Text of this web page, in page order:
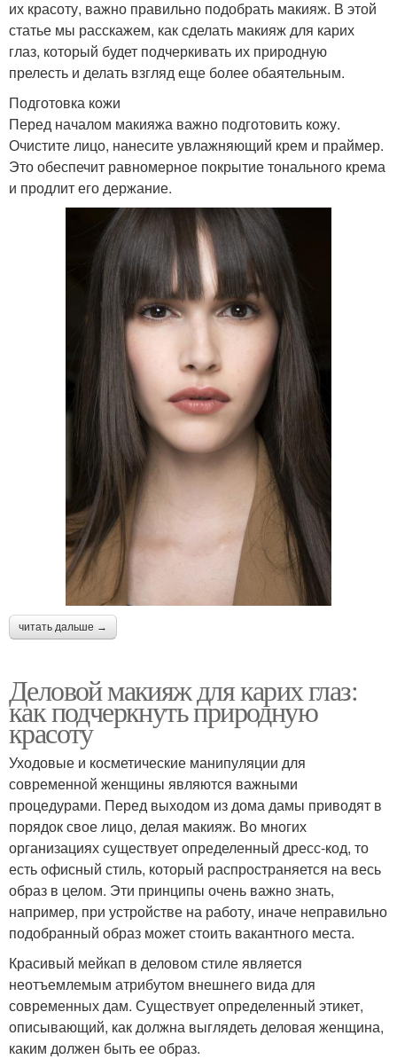
их красоту, важно правильно подобрать макияж. В этой
статье мы расскажем, как сделать макияж для карих
глаз, который будет подчеркивать их природную
прелесть и делать взгляд еще более обаятельным.
Подготовка кожи
Перед началом макияжа важно подготовить кожу.
Очистите лицо, нанесите увлажняющий крем и праймер.
Это обеспечит равномерное покрытие тонального крема
и продлит его держание.
читать дальше →
Деловой макияж для карих глаз:
как подчеркнуть природную
красоту
Уходовые и косметические манипуляции для
современной женщины являются важными
процедурами. Перед выходом из дома дамы приводят в
порядок свое лицо, делая макияж. Во многих
организациях существует определенный дресс-код, то
есть офисный стиль, который распространяется на весь
образ в целом. Эти принципы очень важно знать,
например, при устройстве на работу, иначе неправильно
подобранный образ может стоить вакантного места.
Красивый мейкап в деловом стиле является
неотъемлемым атрибутом внешнего вида для
современных дам. Существует определенный этикет,
описывающий, как должна выглядеть деловая женщина,
каким должен быть ее образ.